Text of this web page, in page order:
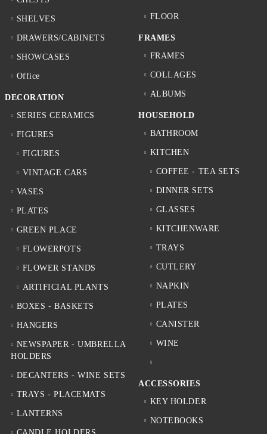
SHELVES
DRAWERS/CABINETS
SHOWCASES
Office
DECORATION
SERIES CERAMICS
FIGURES
FIGURES
VINTAGE CARS
VASES
PLATES
GREEN PLACE
FLOWERPOTS
FLOWER STANDS
ARTIFICIAL PLANTS
BOXES - BASKETS
HANGERS
NEWSPAPER - UMBRELLA
HOLDERS
DECANTERS - WINE SETS
TRAYS - PLACEMATS
LANTERNS
FLOOR
FRAMES
FRAMES
COLLAGES
ALBUMS
HOUSEHOLD
BATHROOM
KITCHEN
COFFEE - TEA SETS
DINNER SETS
GLASSES
KITCHENWARE
TRAYS
CUTLERY
NAPKIN
PLATES
CANISTER
WINE
ACCESSORIES
KEY HOLDER
NOTEBOOKS